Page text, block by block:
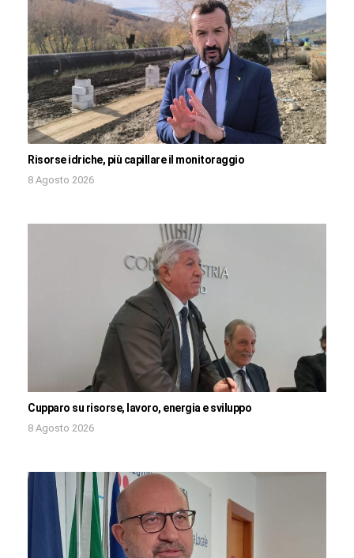
Risorse idriche, più capillare il monitoraggio
8 Agosto 2026
Cupparo su risorse, lavoro, energia e sviluppo
8 Agosto 2026